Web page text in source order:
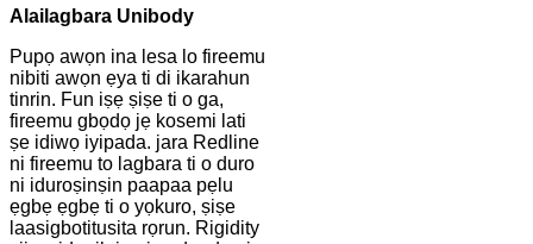
Alailagbara Unibody
Pupọ awọn ina lesa lo fireemu
nibiti awọn ẹya ti di ikarahun
tinrin. Fun iṣẹ ṣiṣe ti o ga,
fireemu gbọdọ jẹ kosemi lati
ṣe idiwọ iyipada. jara Redline
ni fireemu to lagbara ti o duro
ni iduroṣinṣin paapaa pẹlu
ẹgbẹ ẹgbẹ ti o yọkuro, ṣiṣe
laasigbotitusita rọrun. Rigidity